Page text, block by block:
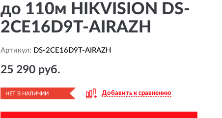
до 110м HIKVISION DS-
2CE16D9T-AIRAZH
Артикул: DS-2CE16D9T-AIRAZH
25 290 руб.
НЕТ В НАЛИЧИИ Добавить к сравнению